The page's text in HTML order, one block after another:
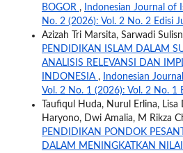
BOGOR ,
Indonesian Journal of
No. 2 (2026): Vol. 2 No. 2 Edisi
Azizah Tri Marsita, Sarwadi
PENDIDIKAN ISLAM DALAM
ANALISIS RELEVANSI DAN
INDONESIA ,
Indonesian
Vol. 2 No. 1 (2026): Vol. 2 No. 1
Taufiqul Huda, Nurul Erlina, Lisa
Haryono, Dwi Amalia, M Rikza
PENDIDIKAN PONDOK
DALAM MENINGKATKAN